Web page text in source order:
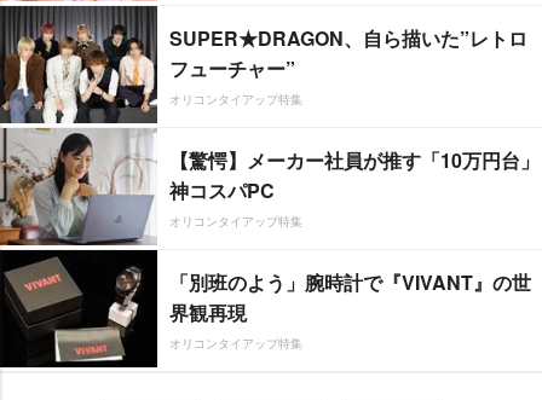
SUPER★DRAGON、自ら描いた”レトロ
フューチャー”
オリコンタイアップ特集
【驚愕】メーカー社員が推す「10万円台」
神コスパPC
オリコンタイアップ特集
「別班のよう」腕時計で『VIVANT』の世
界観再現
オリコンタイアップ特集